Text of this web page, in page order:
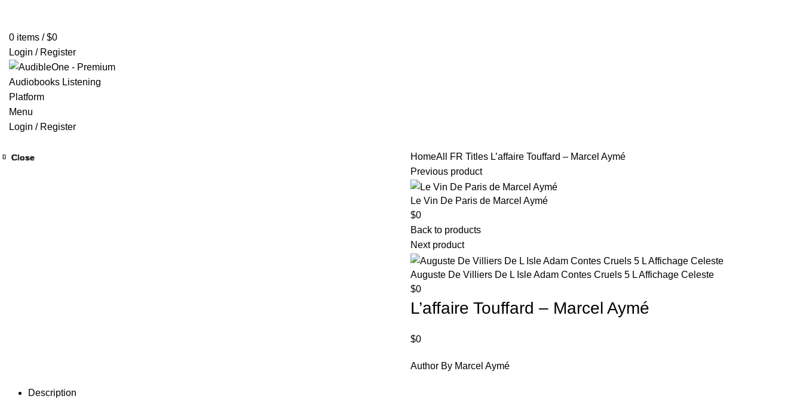
0 items / $0
Login / Register
Menu
Login / Register
HomeAll FR Titles L’affaire Touffard – Marcel Aymé
Previous product
Le Vin De Paris de Marcel Aymé
$0
Back to products
Next product
Auguste De Villiers De L Isle Adam Contes Cruels 5 L Affichage Celeste
$0
L’affaire Touffard – Marcel Aymé
$0
Author By Marcel Aymé
Description
Close
Close
Close
Close
Close
Close
Close
Close